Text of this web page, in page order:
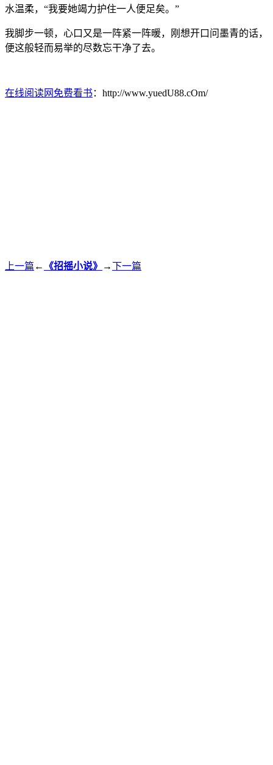
水温柔，“我要她竭力护住一人便足矣。”
我脚步一顿，心口又是一阵紧一阵暖，刚想开口问墨青的话，
便这般轻而易举的尽数忘干净了去。
在线阅读网免费看书 ：http://www.yuedU88.cOm/
上一篇 ← 《招摇小说》 →下一篇